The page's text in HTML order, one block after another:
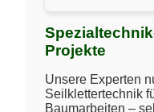
Projekte
Unsere Experten
Seilklettertechnik
Baumarbeiten –